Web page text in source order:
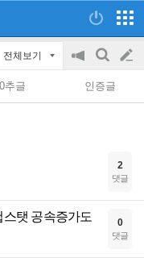
전체보기
공
on/off
검
색
글
쓰
추글 인증글
2
댓글
탯 공속증가도 0
댓글